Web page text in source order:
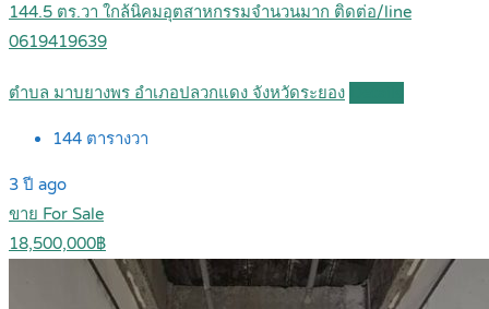
144.5 ตร.วา ใกล้นิคมอุตสาหกรรมจำนวนมาก ติดต่อ/line
0619419639
ตำบล มาบยางพร อำเภอปลวกแดง จังหวัดระยอง
144 ตารางวา
3 ปี ago
ขาย For Sale
18,500,000฿